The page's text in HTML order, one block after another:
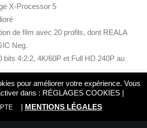
X-Processor 5
de film avec 20 profils, dont REALA
Neg.
bits 4:2:2, 4K/60P et Full HD 240P au
numérique pour des
fluides
automatique de scène
pour améliorer votre expérience. Vous
dans : RÉGLAGES COOKIES|
| MENTIONS LÉGALES